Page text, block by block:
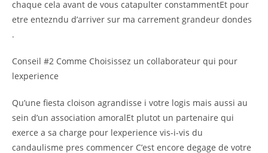
chaque cela avant de vous catapulter constammentEt pour
etre entezndu d’arriver sur ma carrement grandeur dondes
.
Conseil #2 Comme Choisissez un collaborateur qui pour
lexperience
Qu’une fiesta cloison agrandisse i votre logis mais aussi au
sein d’un association amoralEt plutot un partenaire qui
exerce a sa charge pour lexperience vis-i-vis du
candaulisme pres commencer C’est encore degage de votre